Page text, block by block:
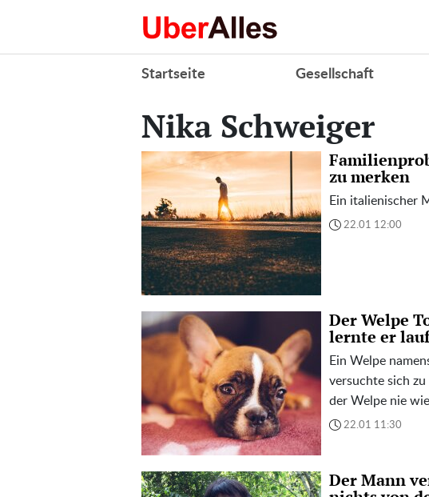
Startseite Gesellschaft
Nika Schweiger
zu merken
Ein italienischer
22.01 12:00
Der Welpe
lernte er
Ein Welpe
versuchte sich
der Welpe nie
22.01 11:30
Der Mann